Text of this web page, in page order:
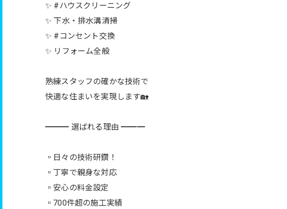
✨ #ハウスクリーニング
✨ 下水・排水溝清掃
✨ #コンセント交換
✨ リフォーム全般
熟練スタッフの確かな技術で
快適な住まいを実現します🏡
━━━ 選ばれる理由 ━━━
▫️日々の技術研鑽！
▫️丁寧で親身な対応
▫️安心の料金設定
▫️700件超の施工実績